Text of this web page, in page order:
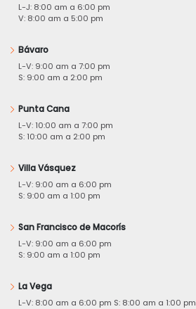
L-J: 8:00 am a 6:00 pm
V: 8:00 am a 5:00 pm
Bávaro
L-V: 9:00 am a 7:00 pm
S: 9:00 am a 2:00 pm
Punta Cana
L-V: 10:00 am a 7:00 pm
S: 10:00 am a 2:00 pm
Villa Vásquez
L-V: 9:00 am a 6:00 pm
S: 9:00 am a 1:00 pm
San Francisco de Macorís
L-V: 9:00 am a 6:00 pm
S: 9:00 am a 1:00 pm
La Vega
L-V: 8:00 am a 6:00 pm S: 8:00 am a 1:00 pm